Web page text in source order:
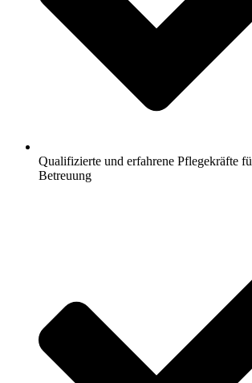
Qualifizierte und erfahrene Pflegekräfte
Betreuung